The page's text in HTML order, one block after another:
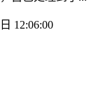
12:06:00